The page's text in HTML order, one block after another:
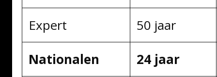
Expert
50 jaar
Nationalen
24 jaar